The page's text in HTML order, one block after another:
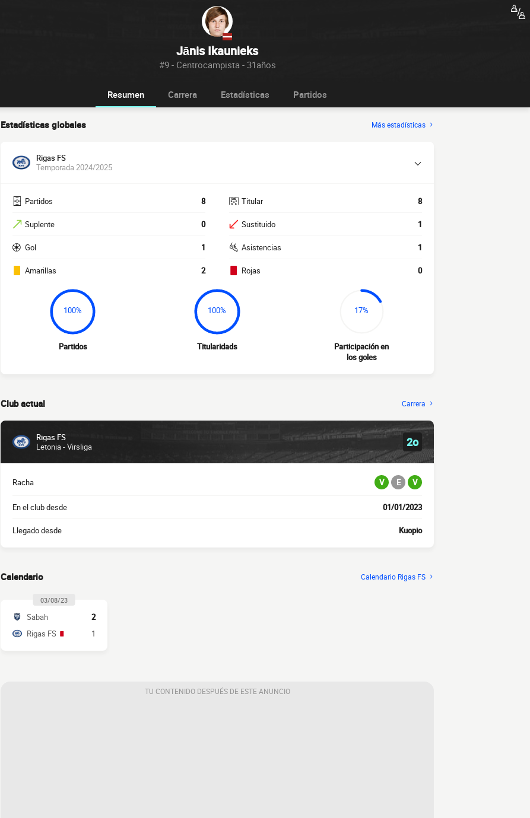
Jānis Ikaunieks
#9 - Centrocampista - 31años
Resumen Carrera Estadísticas Partidos
Estadísticas globales Más estadísticas
Rigas FS
Temporada 2024/2025
Partidos 8
Suplente 0
Gol 1
Amarillas 2
Titular 8
Sustituido 1
Asistencias 1
Rojas 0
100%
Partidos
100%
Titularidads
17%
Participación en
los goles
Club actual Carrera
Rigas FS
Letonia - Virsliga
2o
Racha V E V
En el club desde 01/01/2023
Llegado desde Kuopio
Calendario Calendario Rigas FS
03/08/23
Sabah
2
Rigas FS
1
TU CONTENIDO DESPUÉS DE ESTE ANUNCIO